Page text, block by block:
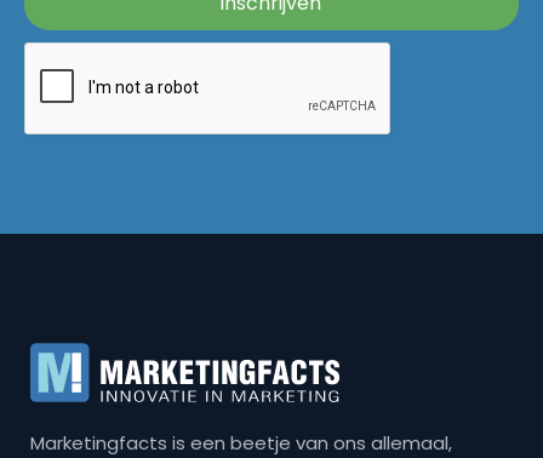
Marketingfacts is een beetje van ons allemaal,